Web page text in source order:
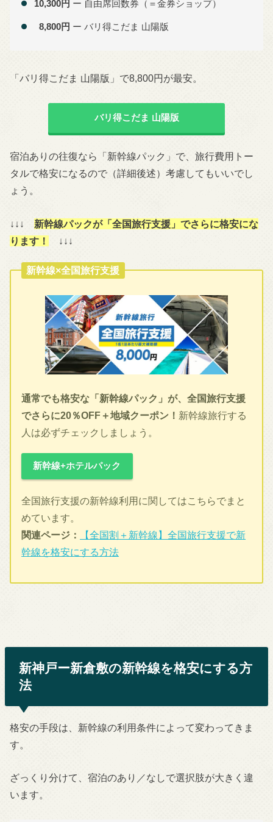
10,300円 ー 自由席回数券（＝金券ショップ）
8,800円 ー バリ得こだま 山陽版
「バリ得こだま 山陽版」で8,800円が最安。
バリ得こだま 山陽版
宿泊ありの往復なら「新幹線パック」で、旅行費用トー
タルで格安になるので（詳細後述）考慮してもいいでし
ょう。
↓↓↓ 新幹線パックが「全国旅行支援」でさらに格安にな
ります！
↓↓↓
新幹線×全国旅行支援
通常でも格安な「新幹線パック」が、全国旅行支援
でさらに20％OFF＋地域クーポン！ 新幹線旅行する
人は必ずチェックしましょう。
新幹線+ホテルパック
全国旅行支援の新幹線利用に関してはこちらでまと
めています。
関連ページ：
【全国割＋新幹線】全国旅行支援で新
幹線を格安にする方法
新神戸ー新倉敷の新幹線を格安にする方
法
格安の手段は、新幹線の利用条件によって変わってきま
す。
ざっくり分けて、宿泊のあり／なしで選択肢が大きく違
います。